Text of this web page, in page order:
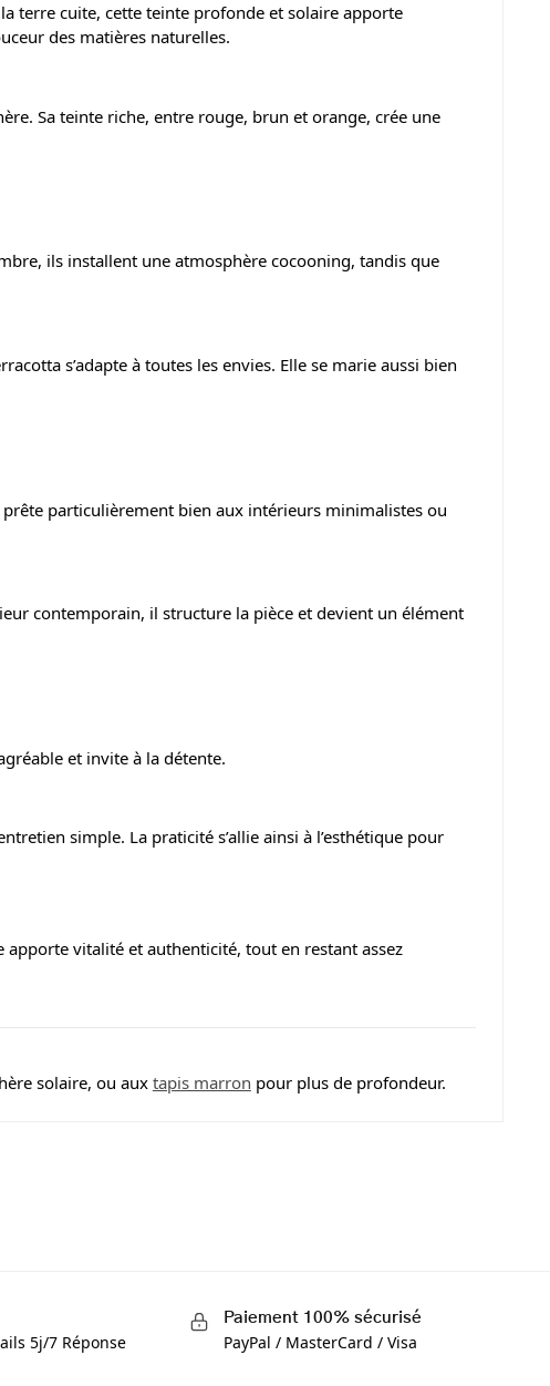
terre cuite, cette teinte profonde et solaire apporte
des matières naturelles.
Sa teinte riche, entre rouge, brun et orange, crée une
ils installent une atmosphère cocooning, tandis que
s’adapte à toutes les envies. Elle se marie aussi bien
particulièrement bien aux intérieurs minimalistes ou
contemporain, il structure la pièce et devient un élément
et invite à la détente.
simple. La praticité s’allie ainsi à l’esthétique pour
apporte vitalité et authenticité, tout en restant assez
solaire, ou aux tapis marron pour plus de profondeur.
5j/7 Réponse
Paiement 100% sécurisé
PayPal / MasterCard / Visa